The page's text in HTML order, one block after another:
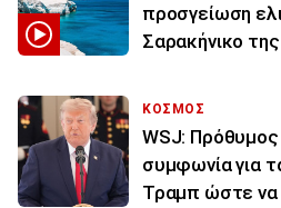
προσγείωση
Σαρακήνικο
ΚΟΣΜΟΣ
WSJ: Πρόθυμος
συμφωνία για
Τραμπ ώστε να